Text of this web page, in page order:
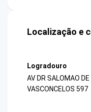
Localização e
Logradouro
AV DR SALOMAO DE
VASCONCELOS 597